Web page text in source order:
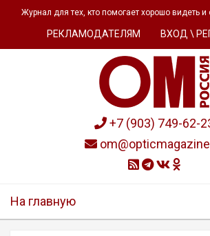
Журнал для тех, кто помогает хорошо видеть и
РЕКЛАМОДАТЕЛЯМ ВХОД \
+7 (903) 749-62-
На главную